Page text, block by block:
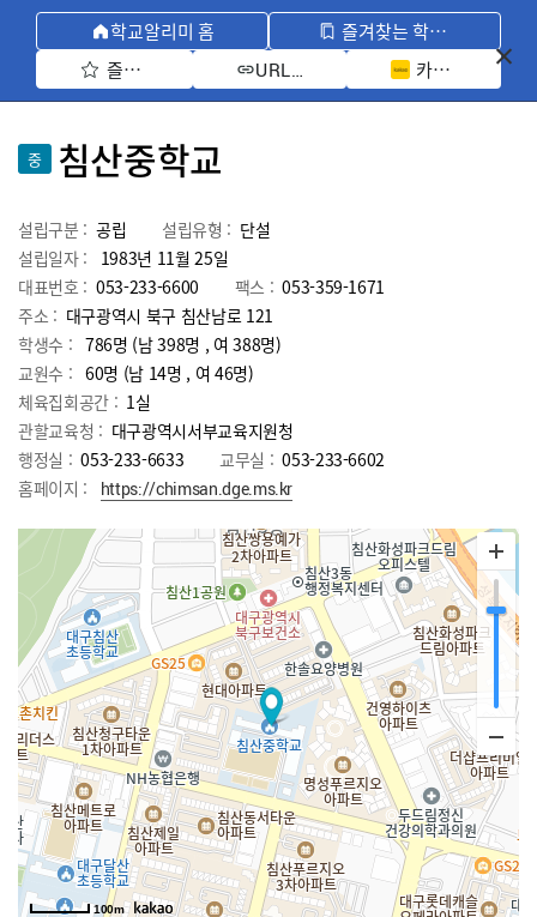
학교알리미 홈
즐겨찾는 학교 모아보기
즐겨찾기 선택
URL 복사 카카오톡 공유
중 침산중학교
설립구분 : 공립 설립유형 : 단설
설립일자 :
1983년 11월 25일
대표번호 : 053-233-6600 팩스 : 053-359-1671
주소 : 대구광역시 북구 침산남로 121
학생수 : 786명 (남 398명 , 여 388명)
교원수 : 60명 (남 14명 , 여 46명)
체육집회공간 : 1실
관할교육청 : 대구광역시서부교육지원청
행정실 : 053-233-6633 교무실 : 053-233-6602
홈페이지 :
https://chimsan.dge.ms.kr
100m